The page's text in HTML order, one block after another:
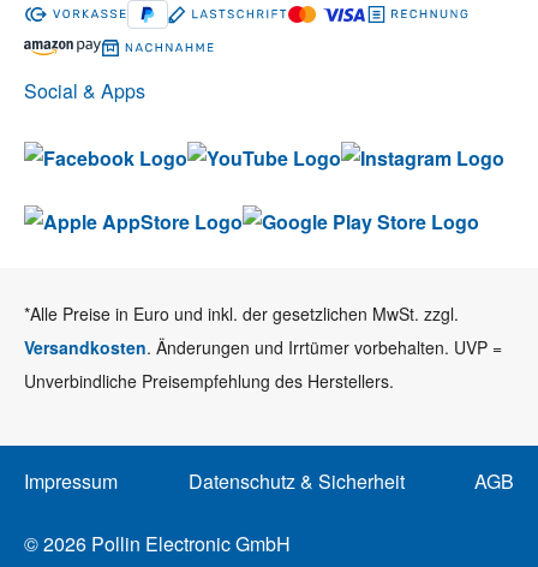
Social & Apps
*Alle Preise in Euro und inkl. der gesetzlichen MwSt. zzgl.
Versandkosten. Änderungen und Irrtümer vorbehalten. UVP =
Unverbindliche Preisempfehlung des Herstellers.
Impressum Datenschutz & Sicherheit AGB
© 2026 Pollin Electronic GmbH